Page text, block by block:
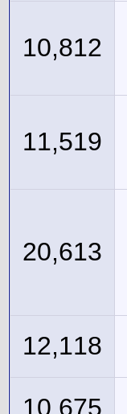
10,812
11,519
20,613
12,118
10,675